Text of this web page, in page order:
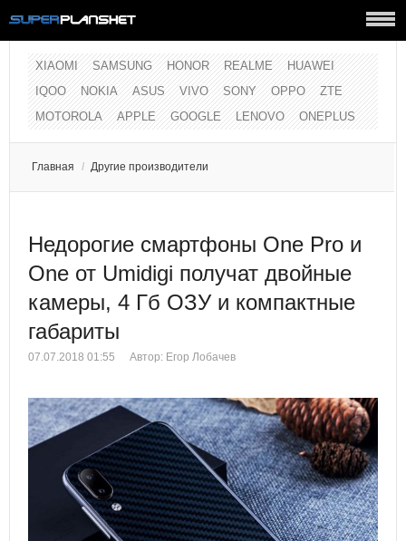
XIAOMI SAMSUNG HONOR REALME
HUAWEI
IQOO
NOKIA ASUS VIVO SONY OPPO
ZTE
MOTOROLA
APPLE GOOGLE LENOVO ONEPLUS
Главная / Другие производители
Недорогие смартфоны One Pro и
One от Umidigi получат двойные
камеры, 4 Гб ОЗУ и компактные
габариты
07.07.2018 01:55 Автор: Егор Лобачев